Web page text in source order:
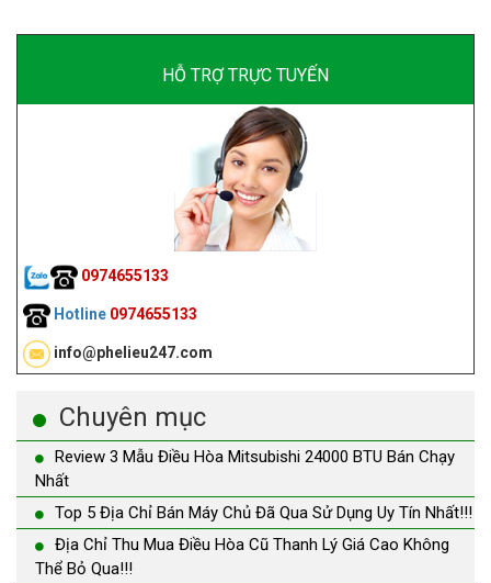
HỖ TRỢ TRỰC TUYẾN
0974655133
Hotline 0974655133
info@phelieu247.com
Chuyên mục
Review 3 Mẫu Điều Hòa Mitsubishi 24000 BTU Bán Chạy
Nhất
Top 5 Địa Chỉ Bán Máy Chủ Đã Qua Sử Dụng Uy Tín Nhất!!!
Địa Chỉ Thu Mua Điều Hòa Cũ Thanh Lý Giá Cao Không
Thể Bỏ Qua!!!